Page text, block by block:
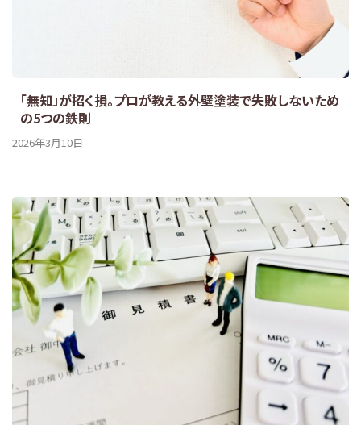
「無知」が招く損。プロが教える外壁塗装で失敗しないため
の5つの鉄則
2026年3月10日